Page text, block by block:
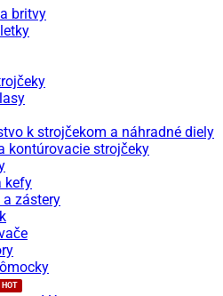
britvy
k strojčekom a náhradné diely
kontúrovacie strojčeky
kefy
a zástery